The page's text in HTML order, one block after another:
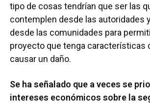
tipo de cosas tendrían que ser las
contemplen desde las autoridades
desde las comunidades para
proyecto que tenga características
causar un daño.
Se ha señalado que a veces se
intereses económicos sobre la